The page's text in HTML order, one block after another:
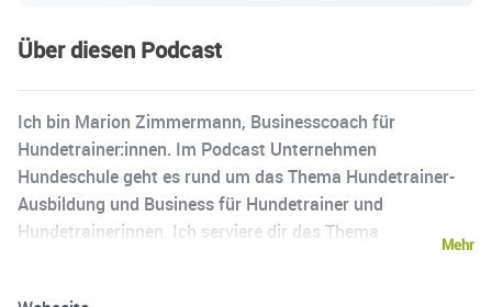
Über diesen Podcast
Ich bin Marion Zimmermann, Businesscoach für
Hundetrainer:innen. Im Podcast Unternehmen
Hundeschule geht es rund um das Thema Hundetrainer-
Ausbildung und Business für Hundetrainer und
Hundetrainerinnen. Ich serviere dir das Thema
Mehr